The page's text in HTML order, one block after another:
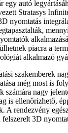
egy autó
Stratasys
nyomtatás
piacra a
alkalmazó
szakemberek
még most is
számára nagy
is ellenőrizhető,
A rendezvény
3D